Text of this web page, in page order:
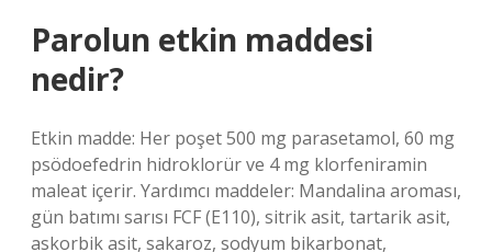
Parolun etkin maddesi
nedir?
Etkin madde: Her poşet 500 mg parasetamol, 60 mg
psödoefedrin hidroklorür ve 4 mg klorfeniramin
maleat içerir. Yardımcı maddeler: Mandalina aroması,
gün batımı sarısı FCF (E110), sitrik asit, tartarik asit,
askorbik asit, sakaroz, sodyum bikarbonat,